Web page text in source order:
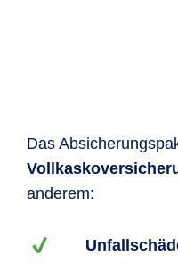
Das
anderem: